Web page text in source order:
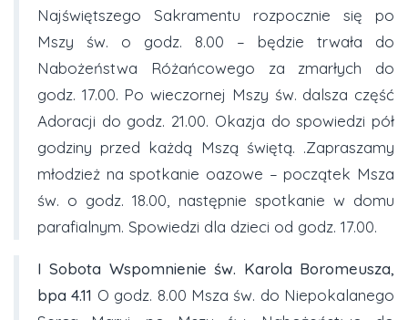
Najświętszego Sakramentu rozpocznie się po
Mszy św. o godz. 8.00 – będzie trwała do
Nabożeństwa Różańcowego za zmarłych do
godz. 17.00. Po wieczornej Mszy św. dalsza część
Adoracji do godz. 21.00. Okazja do spowiedzi pół
godziny przed każdą Mszą świętą. .Zapraszamy
młodzież na spotkanie oazowe – początek Msza
św. o godz. 18.00, następnie spotkanie w domu
parafialnym. Spowiedzi dla dzieci od godz. 17.00.
I Sobota Wspomnienie św. Karola Boromeusza,
bpa4.11 O godz. 8.00 Msza św. do Niepokalanego